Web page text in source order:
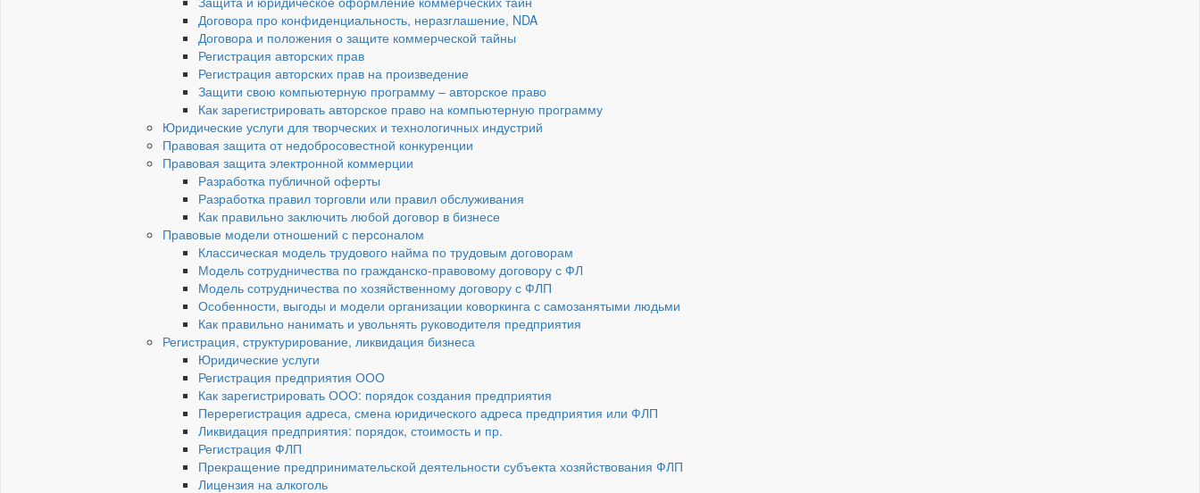
Договора про конфиденциальность, неразглашение, NDA
Договора и положения о защите коммерческой тайны
Регистрация авторских прав
Регистрация авторских прав на произведение
Защити свою компьютерную программу – авторское право
Как зарегистрировать авторское право на компьютерную программу
Юридические услуги для творческих и технологичных индустрий
Правовая защита от недобросовестной конкуренции
Правовая защита электронной коммерции
Разработка публичной оферты
Разработка правил торговли или правил обслуживания
Как правильно заключить любой договор в бизнесе
Правовые модели отношений с персоналом
Классическая модель трудового найма по трудовым договорам
Модель сотрудничества по гражданско-правовому договору с ФЛ
Модель сотрудничества по хозяйственному договору с ФЛП
Особенности, выгоды и модели организации коворкинга с самозанятыми людьми
Как правильно нанимать и увольнять руководителя предприятия
Регистрация, структурирование, ликвидация бизнеса
Юридические услуги
Регистрация предприятия ООО
Как зарегистрировать ООО: порядок создания предприятия
Перерегистрация адреса, смена юридического адреса предприятия или ФЛП
Ликвидация предприятия: порядок, стоимость и пр.
Регистрация ФЛП
Прекращение предпринимательской деятельности субъекта хозяйствования ФЛП
Лицензия на алкоголь